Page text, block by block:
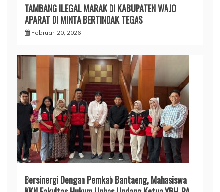
TAMBANG ILEGAL MARAK DI KABUPATEN WAJO
APARAT DI MINTA BERTINDAK TEGAS
Februari 20, 2026
Bersinergi Dengan Pemkab Bantaeng, Mahasiswa